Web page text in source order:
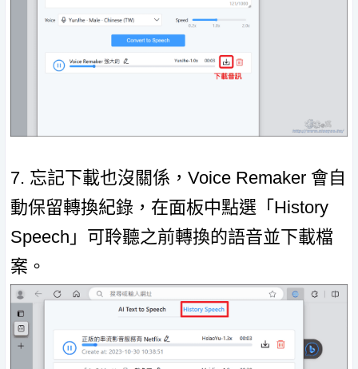
7. 忘記下載也沒關係，Voice Remaker 會自
動保留轉換紀錄，在面板中點選「History
Speech」可聆聽之前轉換的語音並下載檔
案。